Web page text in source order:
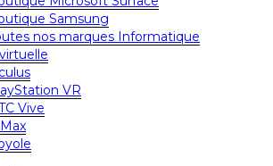
Samsung
nos marques Informatique
VR
Vive